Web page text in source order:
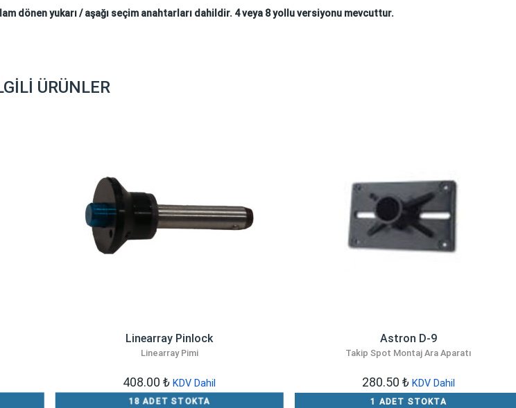
dönen yukarı / aşağı seçim anahtarları dahildir. 4 veya 8 yollu versiyonu mevcuttur.
ÜRÜNLER
Linearray Pinlock
Linearray Pimi
408.00₺ KDV Dahil
18 ADET STOKTA
Astron D-9
Takip Spot Montaj Ara Aparatı
280.50 ₺ KDV Dahil
1 ADET STOKTA